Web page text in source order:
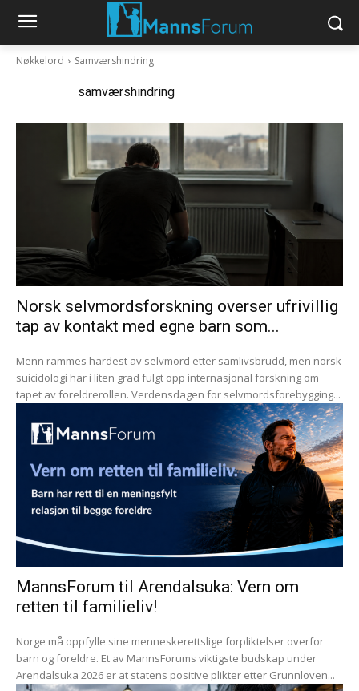
Nøkkelord Samværshindring
samværshindring
Norsk selvmordsforskning overser ufrivillig
tap av kontakt med egne barn som...
Menn rammes hardest av selvmord etter samlivsbrudd, men norsk
suicidologi har i liten grad fulgt opp internasjonal forskning om
tapet av foreldrerollen. Verdensdagen for selvmordsforebygging...
MannsForum til Arendalsuka: Vern om
retten til familieliv!
Norge må oppfylle sine menneskerettslige forpliktelser overfor
barn og foreldre. Et av MannsForums viktigste budskap under
Arendalsuka 2026 er at statens positive plikter etter Grunnloven...